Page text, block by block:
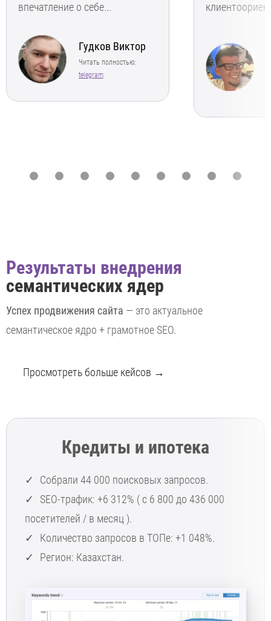
впечатление о себе...
Гудков Виктор
Читать полностью:
telegram
Результаты внедрения
семантических ядер
Успех продвижения сайта — это актуальное
семантическое ядро + грамотное SEO.
Просмотреть больше кейсов →
Кредиты и ипотека
Собрали 44 000 поисковых запросов.
SEO-трафик: +6 312% ( с 6 800 до 436 000
посетителей / в месяц ).
Количество запросов в ТОПе: +1 048%.
Регион: Казахстан.